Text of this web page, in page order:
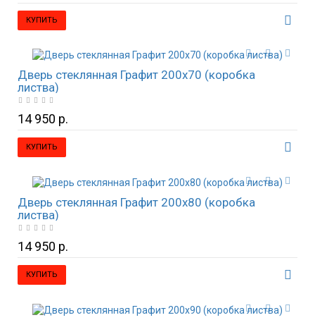
КУПИТЬ
Дверь стеклянная Графит 200х70 (коробка
листва)
14 950 р.
КУПИТЬ
Дверь стеклянная Графит 200х80 (коробка
листва)
14 950 р.
КУПИТЬ